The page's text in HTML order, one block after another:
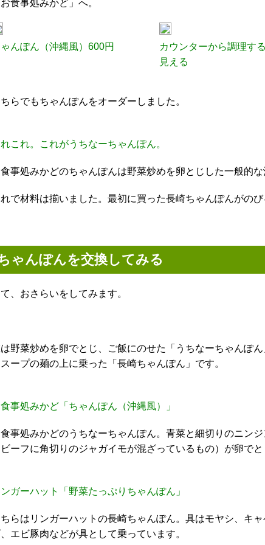
食事処みかど」へ。
んぽん（沖縄風）600円
カウンターから調理す
見える
らでもちゃんぽんをオーダーしました。
これ。これがうちなーちゃんぽん。
事処みかどのちゃんぽんは野菜炒めを卵とじした一般的な
で材料は揃いました。最初に買った長崎ちゃんぽんがの
ゃんぽんを交換してみる
、おさらいをしてみます。
野菜炒めを卵でとじ、ご飯にのせた「うちなーちゃんぽ
ープの麺の上に乗った「長崎ちゃんぽん」です。
事処みかど「ちゃんぽん（沖縄風）」
事処みかどのうちなーちゃんぽん。青菜と細切りのニン
ーフに角切りのジャガイモが混ざっているもの）が卵でと
ガーハット「野菜たっぷりちゃんぽん」
らはリンガーハットの長崎ちゃんぽん。具はモヤシ、キ
エビ豚肉などが具として乗っています。